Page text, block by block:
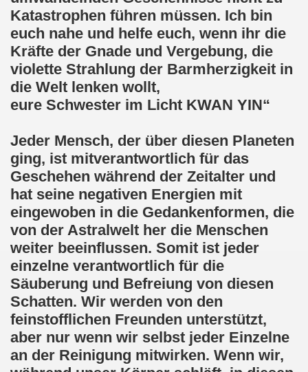
Katastrophen führen müssen. Ich bin
euch nahe und helfe euch, wenn ihr die
Kräfte der Gnade und Vergebung, die
violette Strahlung der Barmherzigkeit in
die Welt lenken wollt,
eure Schwester im Licht KWAN YIN“
Jeder Mensch, der über diesen Planeten
ging, ist mitverantwortlich für das
Geschehen während der Zeitalter und
hat seine negativen Energien mit
eingewoben in die Gedankenformen, die
von der Astralwelt her die Menschen
weiter beeinflussen. Somit ist jeder
einzelne verantwortlich für die
Säuberung und Befreiung von diesen
Schatten. Wir werden von den
feinstofflichen Freunden unterstützt,
aber nur wenn wir selbst jeder Einzelne
an der Reinigung mitwirken. Wenn wir,